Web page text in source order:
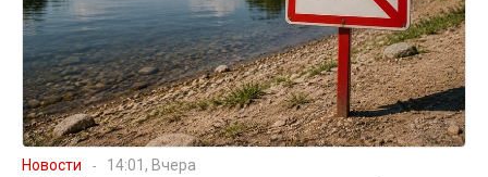
Новости 14:01, Вчера